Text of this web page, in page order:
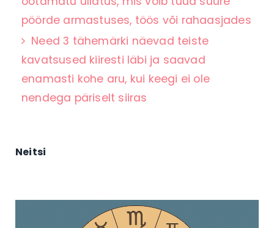
pöörde armastuses, töös või rahaasjades
Need 3 tähemärki näevad teiste
kavatsused kiiresti läbi ja saavad
enamasti kohe aru, kui keegi ei ole
nendega päriselt siiras
Neitsi